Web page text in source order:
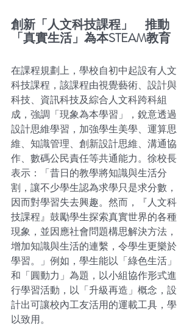
創新「人文科技課程」　推動
「真實生活」為本STEAM教育
在課程規劃上，學校自初中起設有人文
科技課程，該課程由視覺藝術、設計與
科技、資訊科技及綜合人文科跨科組
成，強調「現象為本學習」，銳意透過
設計思維學習，加強學生美學、運算思
維、知識管理、創新設計思維、溝通協
作、數碼公民責任等共通能力。徐校長
表示：「昔日的教學將知識與生活分
割，讓不少學生認為求學只是求分數，
因而對學習失去興趣。然而，『人文科
技課程』鼓勵學生探索真實世界的各種
現象，並因應社會問題構思解決方法，
增加知識與生活的連繫，令學生更樂於
學習。」例如，學生能以「綠色生活」
和「圓動力」為題，以小組協作形式進
行學習活動，以「升級再造」概念，設
計出可讓校內工友活用的運載工具，學
以致用。